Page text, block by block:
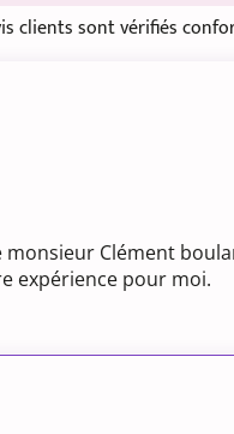
clients sont vérifiés
Clément
expérience pour moi.